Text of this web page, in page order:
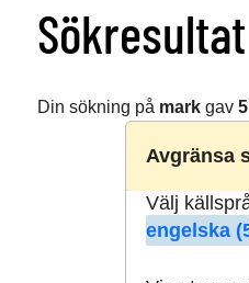
Sökresultat
Din sökning på markgav 5
Avgränsa
Välj
engelska